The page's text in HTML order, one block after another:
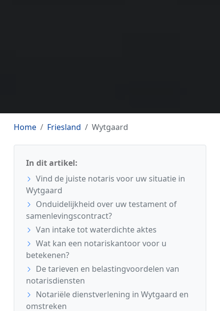
Home Friesland Wytgaard
In dit artikel:
Vind de juiste notaris voor uw situatie in
Wytgaard
Onduidelijkheid over uw testament of
samenlevingscontract?
Van intake tot waterdichte aktes
Wat kan een notariskantoor voor u
betekenen?
De tarieven en belastingvoordelen van
notarisdiensten
Notariële dienstverlening in Wytgaard en
omstreken